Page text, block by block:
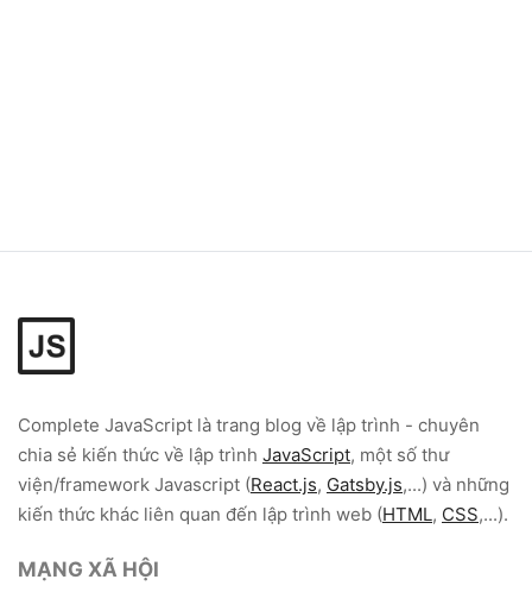
Complete JavaScript là trang blog về lập trình - chuyên
chia sẻ kiến thức về lập trình JavaScript, một số thư
viện/framework Javascript (React.js, Gatsby.js,...) và những
kiến thức khác liên quan đến lập trình web (HTML, CSS,...).
MẠNG XÃ HỘI